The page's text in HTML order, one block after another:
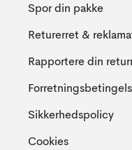
Spor din pakke
Returerret &
Rapportere din
Sikkerhedspolicy
Cookies